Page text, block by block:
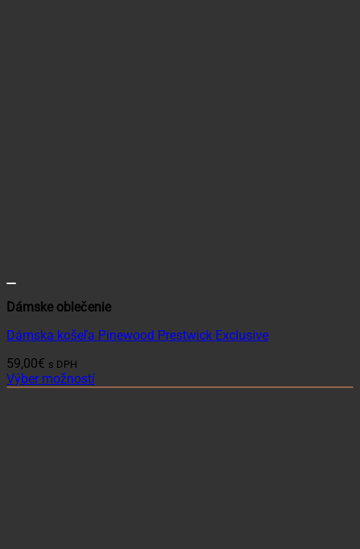
Dámske oblečenie
Dámska košeľa Pinewood Prestwick Exclusive
59,00€ s DPH
Výber možností
Tento